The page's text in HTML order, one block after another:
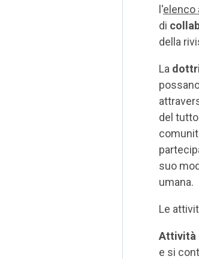
l'elenco
di
della
La
del
suo
umana.
Le
Attività
e si